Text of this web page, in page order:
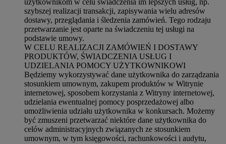
szybszej realizacji transakcji, zapisywania wielu adresów
dostawy, przeglądania i śledzenia zamówień. Tego rodzaju
przetwarzanie jest oparte na świadczeniu tej usługi na
podstawie umowy.
W CELU REALIZACJI ZAMÓWIEŃ I DOSTAWY
PRODUKTÓW, ŚWIADCZENIA USŁUG I
UDZIELANIA POMOCY UŻYTKOWNIKOWI
Będziemy wykorzystywać dane użytkownika do zarządzania
stosunkiem umownym, zakupem produktów w Witrynie
internetowej, sposobem korzystania z Witryny internetowej,
udzielania ewentualnej pomocy posprzedażowej albo
umożliwienia udziału użytkownika w konkursach. Możemy
być zmuszeni przetwarzać niektóre dane użytkownika do
celów administracyjnych związanych ze stosunkiem
umownym, w tym księgowości, rachunkowości i audytu,